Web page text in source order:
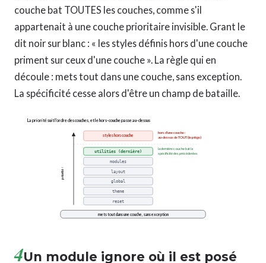
couche bat TOUTES les couches, comme s'il
appartenait à une couche prioritaire invisible. Grant le
dit noir sur blanc : « les styles définis hors d'une couche
priment sur ceux d'une couche ». La règle qui en
découle : mets tout dans une couche, sans exception.
La spécificité cesse alors d'être un champ de bataille.
La priorité suit l'ordre des couches, et le hors-couche passe au-dessus
reset
theme
global
layout
modules
utilities (dernière)
styles hors couche
priorité ↑
la dernière couche bat la
spécificité des précédentes
hors d'une couche :
au-dessus de TOUT (le piège)
mets tout dans une couche, sans exception
4Un module ignore où il est posé